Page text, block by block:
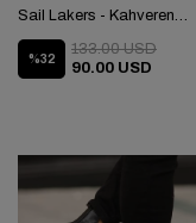
Sail Lakers - Kahverengi Deri Fermuarsız Eva Taban Erkek Chelsea Bot 102-061-1155084
%32
90.00 USD
133.00 USD